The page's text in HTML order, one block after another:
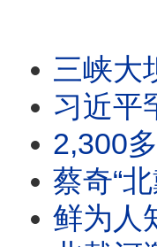
三峡大坝突然13孔泄洪
习近平罕见让步：经济不
2,300多个看守所同时
蔡奇“北戴河讲话”
鲜为人知的中共高层信